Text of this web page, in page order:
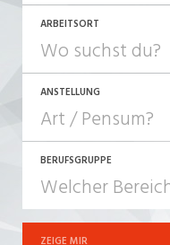
ARBEITSORT
ANSTELLUNG
JOB-TYP
Festanstellung
BERUFSGRUPPE
ZEIGE MIR